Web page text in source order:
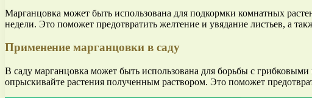
Марганцовка может быть использована для подкормки комнатных
недели. Это поможет предотвратить желтение и увядание листьев, а
Применение марганцовки в саду
В саду марганцовка может быть использована для борьбы с
опрыскивайте растения полученным раствором. Это поможет